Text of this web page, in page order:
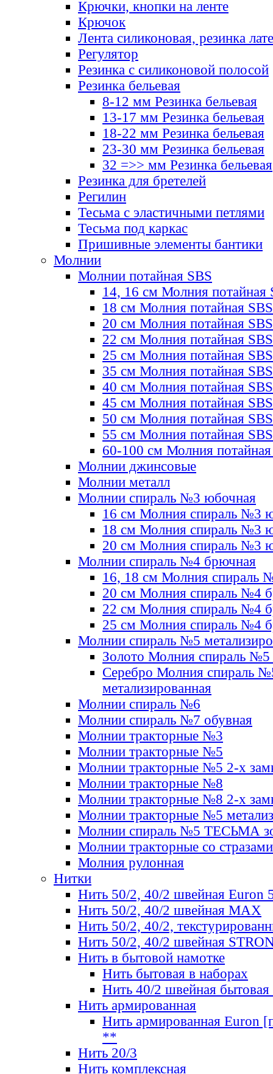
Крючки, кнопки на ленте
Крючок
Лента силиконовая, резинка
Регулятор
Резинка с силиконовой полосой
Резинка бельевая
8-12 мм Резинка бельевая
13-17 мм Резинка бельевая
18-22 мм Резинка бельевая
23-30 мм Резинка бельевая
32 =>> мм Резинка бельевая
Резинка для бретелей
Регилин
Тесьма с эластичными петлями
Тесьма под каркас
Пришивные элементы бантики
Молнии
Молнии потайная SBS
14, 16 см Молния потайная
18 см Молния потайная SBS
20 см Молния потайная SBS
22 см Молния потайная SBS
25 см Молния потайная SBS
35 см Молния потайная SBS
40 см Молния потайная SBS
45 см Молния потайная SBS
50 см Молния потайная SBS
55 см Молния потайная SBS
60-100 см Молния
Молнии джинсовые
Молнии металл
Молнии спираль №3 юбочная
16 см Молния спираль №3
18 см Молния спираль №3
20 см Молния спираль №3
Молнии спираль №4 брючная
16, 18 см Молния спираль
20 см Молния спираль №4
22 см Молния спираль №4
25 см Молния спираль №4
Молнии спираль №5
Золото Молния спираль №5
Серебро Молния спираль
метализированная
Молнии спираль №6
Молнии спираль №7 обувная
Молнии тракторные №3
Молнии тракторные №5
Молнии тракторные №5 2-х
Молнии тракторные №8
Молнии тракторные №8 2-х
Молнии тракторные №5
Молнии спираль №5 ТЕСЬМА
Молнии тракторные со стразами
Молния рулонная
Нитки
Нить 50/2, 40/2 швейная Euron
Нить 50/2, 40/2 швейная МАХ
Нить 50/2, 40/2,
Нить 50/2, 40/2 швейная
Нить в бытовой намотке
Нить бытовая в наборах
Нить 40/2 швейная бытовая
Нить армированная
Нить армированная Euron
**
Нить 20/3
Нить комплексная